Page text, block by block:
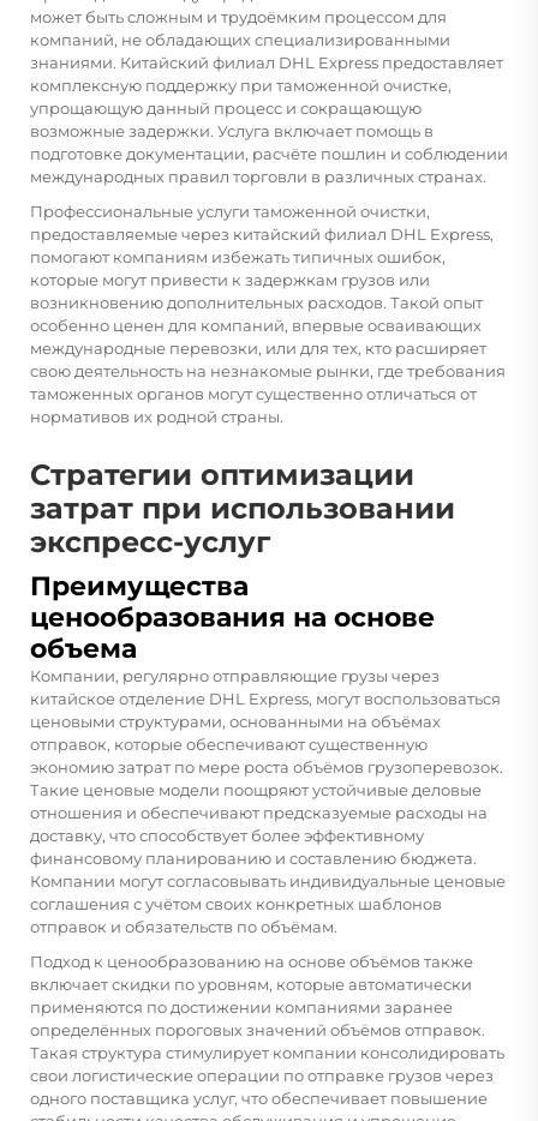
может быть сложным и трудоёмким процессом для
компаний, не обладающих специализированными
знаниями. Китайский филиал DHL Express предоставляет
комплексную поддержку при таможенной очистке,
упрощающую данный процесс и сокращающую
возможные задержки. Услуга включает помощь в
подготовке документации, расчёте пошлин и соблюдении
международных правил торговли в различных странах.
Профессиональные услуги таможенной очистки,
предоставляемые через китайский филиал DHL Express,
помогают компаниям избежать типичных ошибок,
которые могут привести к задержкам грузов или
возникновению дополнительных расходов. Такой опыт
особенно ценен для компаний, впервые осваивающих
международные перевозки, или для тех, кто расширяет
свою деятельность на незнакомые рынки, где требования
таможенных органов могут существенно отличаться от
нормативов их родной страны.
Стратегии оптимизации
затрат при использовании
экспресс-услуг
Преимущества
ценообразования на основе
объема
Компании, регулярно отправляющие грузы через
китайское отделение DHL Express, могут воспользоваться
ценовыми структурами, основанными на объёмах
отправок, которые обеспечивают существенную
экономию затрат по мере роста объёмов грузоперевозок.
Такие ценовые модели поощряют устойчивые деловые
отношения и обеспечивают предсказуемые расходы на
доставку, что способствует более эффективному
финансовому планированию и составлению бюджета.
Компании могут согласовывать индивидуальные ценовые
соглашения с учётом своих конкретных шаблонов
отправок и обязательств по объёмам.
Подход к ценообразованию на основе объёмов также
включает скидки по уровням, которые автоматически
применяются по достижении компаниями заранее
определённых пороговых значений объёмов отправок.
Такая структура стимулирует компании консолидировать
свои логистические операции по отправке грузов через
одного поставщика услуг, что обеспечивает повышение